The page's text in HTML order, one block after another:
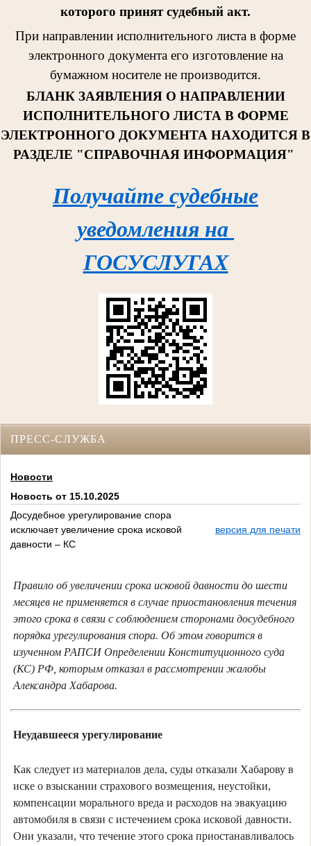
которого принят судебный акт.
При направлении исполнительного листа в форме
электронного документа его изготовление на
бумажном носителе не производится.
БЛАНК ЗАЯВЛЕНИЯ О НАПРАВЛЕНИИ
ИСПОЛНИТЕЛЬНОГО ЛИСТА В ФОРМЕ
ЭЛЕКТРОННОГО ДОКУМЕНТА НАХОДИТСЯ В
РАЗДЕЛЕ "СПРАВОЧНАЯ ИНФОРМАЦИЯ"
Получайте судебные
уведомления на
ГОСУСЛУГАХ
ПРЕСС-СЛУЖБА
Новости
Новость от 15.10.2025
Досудебное урегулирование спора
исключает увеличение срока исковой
давности – КС
версия для печати
Правило об увеличении срока исковой давности до шести
месяцев не применяется в случае приостановления течения
этого срока в связи с соблюдением сторонами досудебного
порядка урегулирования спора. Об этом говорится в
изученном РАПСИ Определении Конституционного суда
(КС) РФ, которым отказал в рассмотрении жалобы
Александра Хабарова.
Неудавшееся урегулирование
Как следует из материалов дела, суды отказали Хабарову в
иске о взыскании страхового возмещения, неустойки,
компенсации морального вреда и расходов на эвакуацию
автомобиля в связи с истечением срока исковой давности.
Они указали, что течение этого срока приостанавливалось